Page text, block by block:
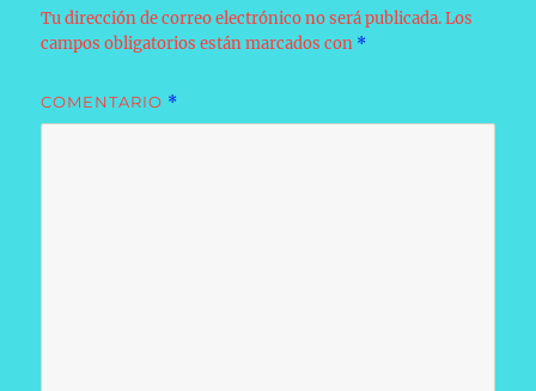
Tu dirección de correo electrónico no será publicada. Los
campos obligatorios están marcados con *
COMENTARIO *